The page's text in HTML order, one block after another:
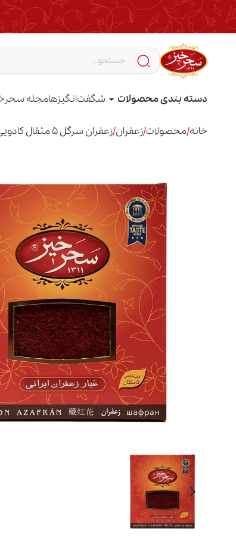
دسته بندی محصولات شگفت‌انگیزهامجله
خانه/محصولات/زعفران/زعفران سرگل 5 مثقال کادویی